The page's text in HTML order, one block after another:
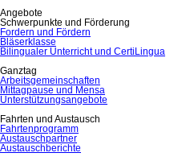
Angebote
Schwerpunkte und Förderung
Fordern und Fördern
Bläserklasse
Bilingualer Unterricht und CertiLingua
Ganztag
Arbeitsgemeinschaften
Mittagpause und Mensa
Unterstützungsangebote
Fahrten und Austausch
Fahrtenprogramm
Austauschpartner
Austauschberichte